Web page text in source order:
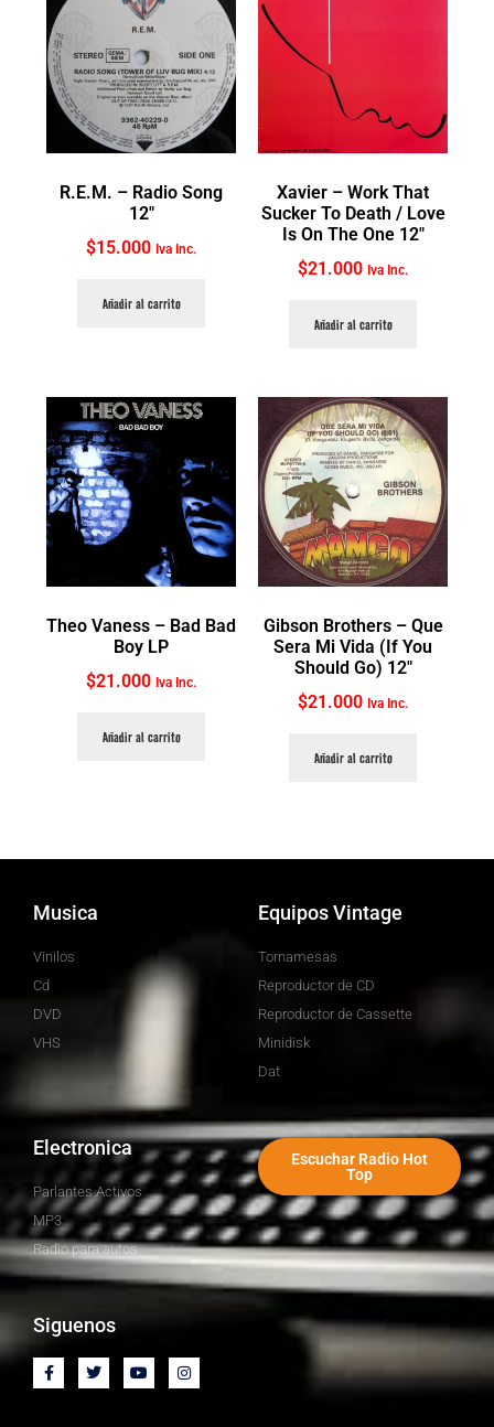
R.E.M. ‎– Radio Song
12″
$15.000 Iva Inc.
Añadir al carrito
Xavier ‎– Work That
Sucker To Death / Love
Is On The One 12″
$21.000 Iva Inc.
Añadir al carrito
Theo Vaness ‎– Bad Bad
Boy LP
$21.000 Iva Inc.
Añadir al carrito
Gibson Brothers ‎– Que
Sera Mi Vida (If You
Should Go) 12″
$21.000 Iva Inc.
Añadir al carrito
Musica
Vinilos
Cd
DVD
VHS
Equipos Vintage
Tornamesas
Reproductor de CD
Reproductor de Cassette
Minidisk
Dat
Electronica
Parlantes Activos
MP3
Radio para autos
Escuchar Radio Hot
Top
Siguenos